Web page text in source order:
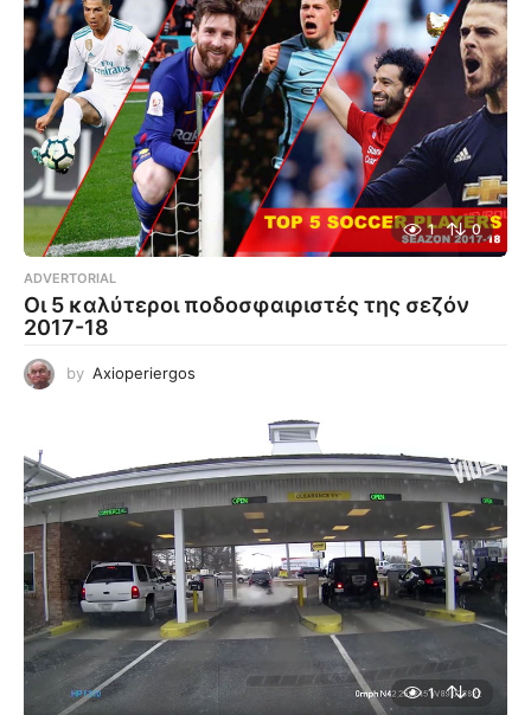
1 0
ADVERTORIAL
Οι 5 καλύτεροι ποδοσφαιριστές της σεζόν
2017-18
by Axioperiergos
1 0